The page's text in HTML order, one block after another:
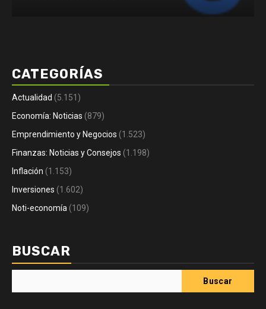
CATEGORÍAS
Actualidad (5.151)
Economía: Noticias (879)
Emprendimiento y Negocios (1.523)
Finanzas: Noticias y Consejos (1.198)
Inflación (1.153)
Inversiones (1.602)
Noti-economía (109)
BUSCAR
Buscar